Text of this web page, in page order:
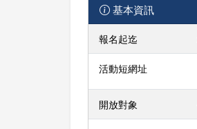
基本資訊
報名起迄
活動短網址
開放對象